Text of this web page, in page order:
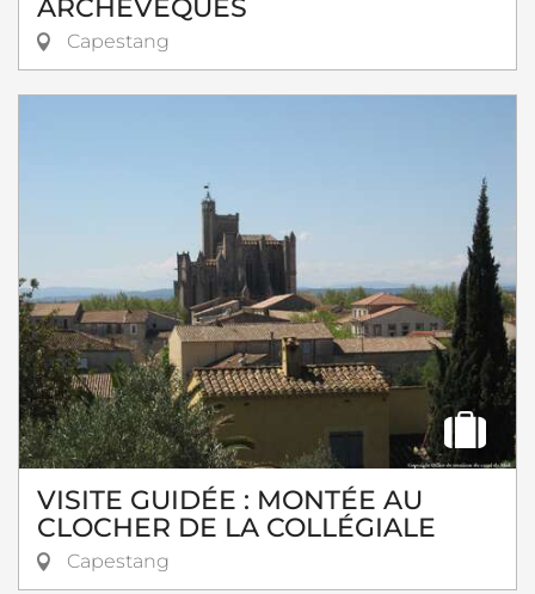
ARCHEVÊQUES
Capestang
VISITE GUIDÉE : MONTÉE AU
CLOCHER DE LA COLLÉGIALE
Capestang